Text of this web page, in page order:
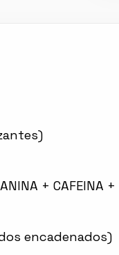
+ CAFEINA +
encadenados)